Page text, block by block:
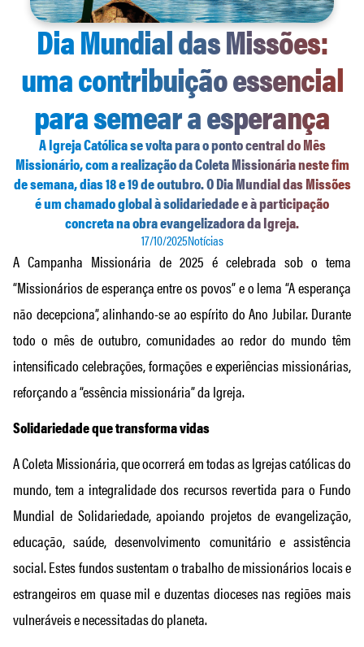
Dia Mundial das Missões:
uma contribuição essencial
para semear a esperança
A Igreja Católica se volta para o ponto central do Mês
Missionário, com a realização da Coleta Missionária neste fim
de semana, dias 18 e 19 de outubro. O Dia Mundial das Missões
é um chamado global à solidariedade e à participação
concreta na obra evangelizadora da Igreja.
17/10/2025Notícias
A Campanha Missionária de 2025 é celebrada sob o tema
“Missionários de esperança entre os povos” e o lema “A esperança
não decepciona”, alinhando-se ao espírito do Ano Jubilar. Durante
todo o mês de outubro, comunidades ao redor do mundo têm
intensificado celebrações, formações e experiências missionárias,
reforçando a “essência missionária” da Igreja.
Solidariedade que transforma vidas
A Coleta Missionária, que ocorrerá em todas as Igrejas católicas do
mundo, tem a integralidade dos recursos revertida para o Fundo
Mundial de Solidariedade, apoiando projetos de evangelização,
educação, saúde, desenvolvimento comunitário e assistência
social. Estes fundos sustentam o trabalho de missionários locais e
estrangeiros em quase mil e duzentas dioceses nas regiões mais
vulneráveis e necessitadas do planeta.